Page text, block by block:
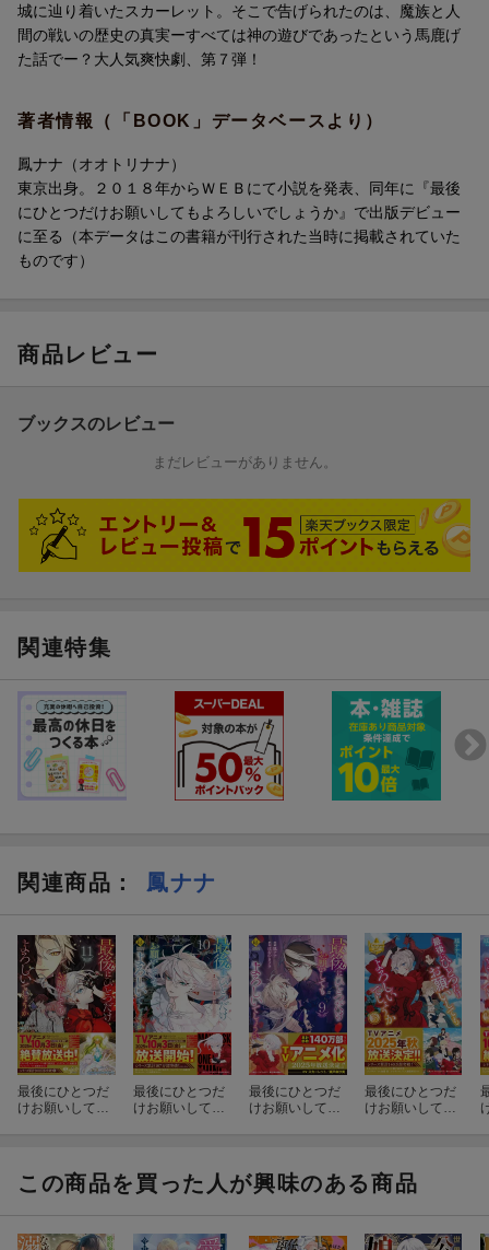
城に辿り着いたスカーレット。そこで告げられたのは、魔族と人
間の戦いの歴史の真実ーすべては神の遊びであったという馬鹿げ
た話でー？大人気爽快劇、第７弾！
著者情報（「BOOK」データベースより）
鳳ナナ（オオトリナナ）
東京出身。２０１８年からＷＥＢにて小説を発表、同年に『最後
にひとつだけお願いしてもよろしいでしょうか』で出版デビュー
に至る（本データはこの書籍が刊行された当時に掲載されていた
ものです）
商品レビュー
ブックスのレビュー
まだレビューがありません。
関連特集
関連商品 ： 鳳ナナ
最後にひとつだ
けお願いしても
最後にひとつだ
けお願いしても
最後にひとつだ
けお願いしても
最後にひとつだ
けお願いしても
この商品を買った人が興味のある商品